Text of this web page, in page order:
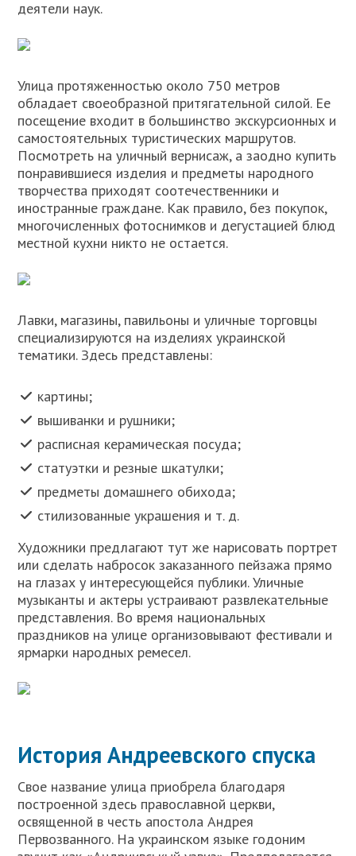
деятели наук.
Улица протяженностью около 750 метров
обладает своеобразной притягательной силой. Ее
посещение входит в большинство экскурсионных и
самостоятельных туристических маршрутов.
Посмотреть на уличный вернисаж, а заодно купить
понравившиеся изделия и предметы народного
творчества приходят соотечественники и
иностранные граждане. Как правило, без покупок,
многочисленных фотоснимков и дегустацией блюд
местной кухни никто не остается.
Лавки, магазины, павильоны и уличные торговцы
специализируются на изделиях украинской
тематики. Здесь представлены:
картины;
вышиванки и рушники;
расписная керамическая посуда;
статуэтки и резные шкатулки;
предметы домашнего обихода;
стилизованные украшения и т. д.
Художники предлагают тут же нарисовать портрет
или сделать набросок заказанного пейзажа прямо
на глазах у интересующейся публики. Уличные
музыканты и актеры устраивают развлекательные
представления. Во время национальных
праздников на улице организовывают фестивали и
ярмарки народных ремесел.
История Андреевского спуска
Свое название улица приобрела благодаря
построенной здесь православной церкви,
освященной в честь апостола Андрея
Первозванного. На украинском языке годоним